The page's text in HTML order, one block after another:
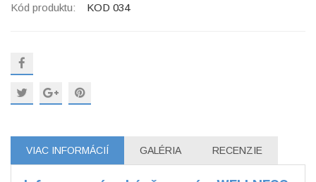
Kód produktu:
KOD 034
VIAC INFORMÁCIÍ GALÉRIA RECENZIE